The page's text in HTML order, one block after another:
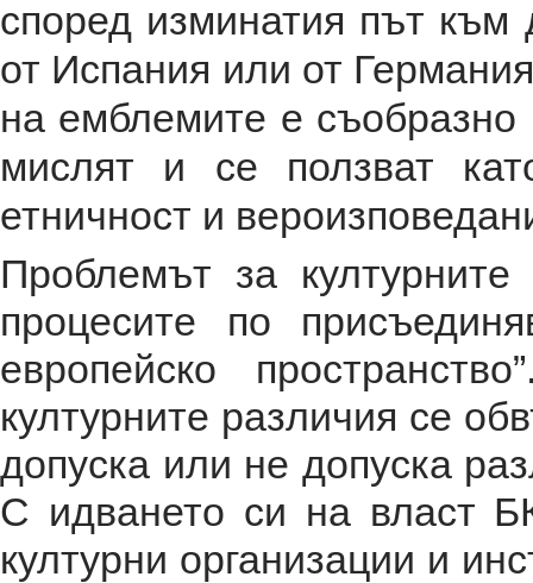
според изминатия път
от Испания или от
на емблемите е съобразно
мислят и се ползват
етничност и
Проблемът за
процесите по
европейско
културните различия се
допуска или не допуска
С идването си на власт
културни организации и